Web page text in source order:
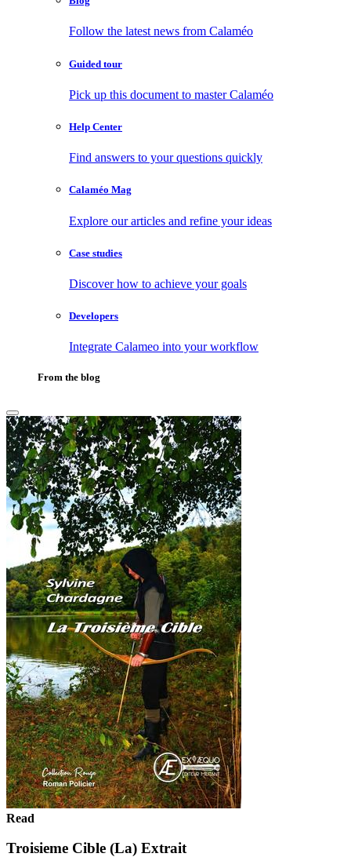
Follow the latest news from Calaméo
Guided tour
Pick up this document to master Calaméo
Help Center
Find answers to your questions quickly
Calaméo Mag
Explore our articles and refine your ideas
Case studies
Discover how to achieve your goals
Developers
Integrate Calameo into your workflow
From the blog
Read
Troisieme Cible (La) Extrait